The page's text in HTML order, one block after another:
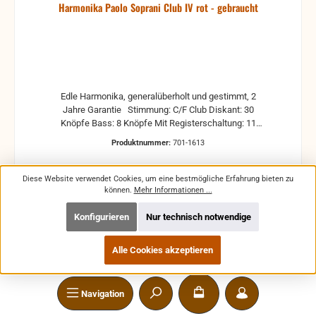
Navigation
Harmonika Paolo Soprani Club IV rot - gebraucht
Edle Harmonika, generalüberholt und gestimmt, 2
Jahre Garantie Stimmung: C/F Club Diskant: 30
Knöpfe Bass: 8 Knöpfe Mit Registerschaltung: 11
Aufpreis dazu gekauft werden, alternativ ist auch
eine Tasche zubekommen.
Produktnummer: 701-1613
Regulärer Preis:
750,00 €
Preise inkl. MwSt. zzgl. Versandkosten
In den Warenkorb
Diese Website verwendet Cookies, um eine bestmögliche Erfahrung bieten zu
können. Mehr Informationen ...
Nur technisch notwendige
Konfigurieren
Alle Cookies akzeptieren